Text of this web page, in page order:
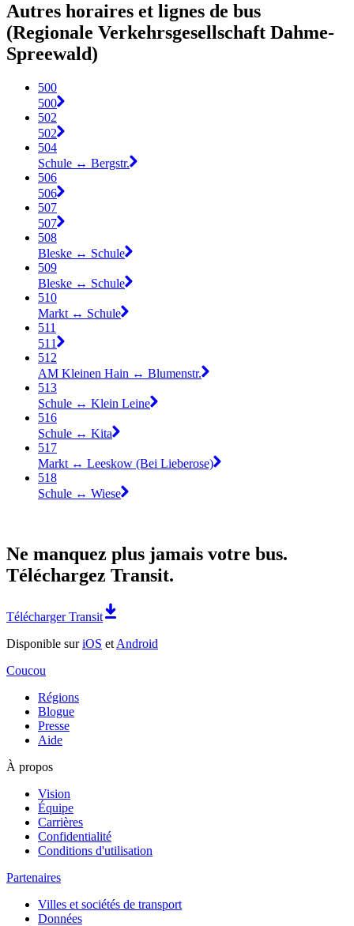
Autres horaires et lignes de bus
(Regionale Verkehrsgesellschaft Dahme-
Spreewald)
500
500
502
502
504
Schule ↔︎ Bergstr.
506
506
507
507
508
Bleske ↔︎ Schule
509
Bleske ↔︎ Schule
510
Markt ↔︎ Schule
511
511
512
AM Kleinen Hain ↔︎ Blumenstr.
513
Schule ↔︎ Klein Leine
516
Schule ↔︎ Kita
517
Markt ↔︎ Leeskow (Bei Lieberose)
518
Schule ↔︎ Wiese
Ne manquez plus jamais votre bus.
Téléchargez Transit.
Télécharger Transit
Disponible suriOS et Android
Coucou
Régions
Blogue
Presse
Aide
À propos
Vision
Équipe
Carrières
Confidentialité
Conditions d'utilisation
Partenaires
Villes et sociétés de transport
Données